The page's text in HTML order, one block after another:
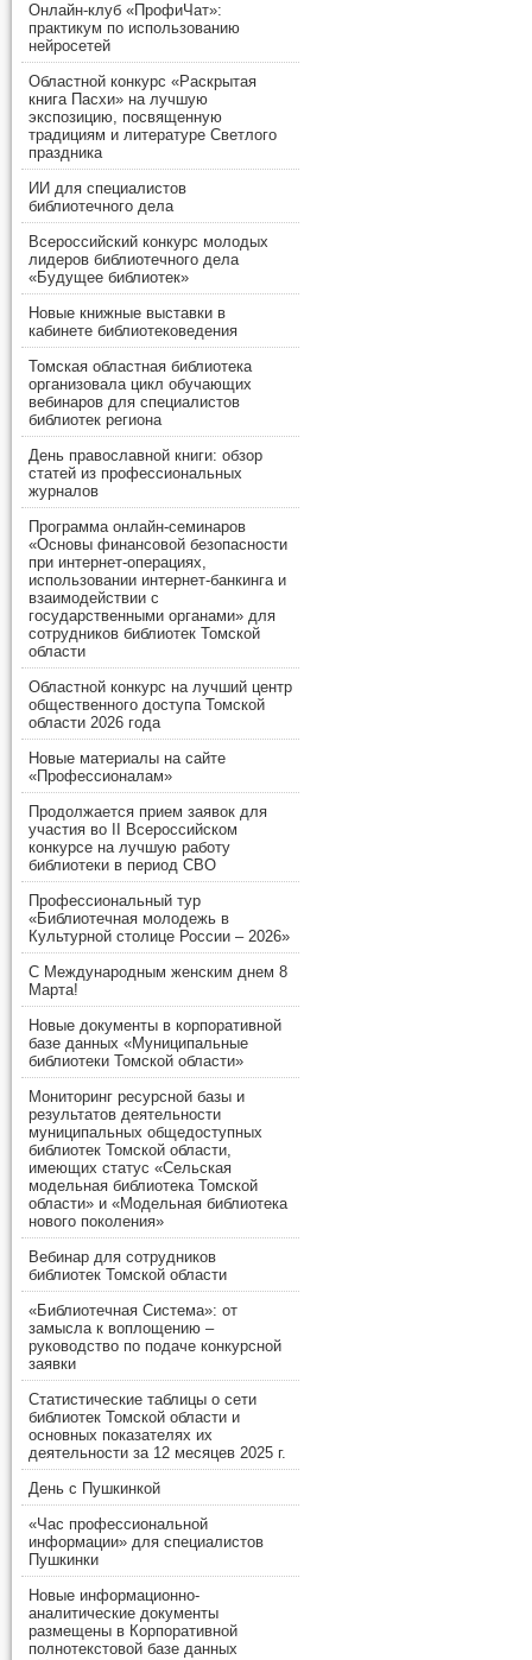
Онлайн-клуб «ПрофиЧат»:
практикум по использованию
нейросетей
Областной конкурс «Раскрытая
книга Пасхи» на лучшую
экспозицию, посвященную
традициям и литературе Светлого
праздника
ИИ для специалистов
библиотечного дела
Всероссийский конкурс молодых
лидеров библиотечного дела
«Будущее библиотек»
Новые книжные выставки в
кабинете библиотековедения
Томская областная библиотека
организовала цикл обучающих
вебинаров для специалистов
библиотек региона
День православной книги: обзор
статей из профессиональных
журналов
Программа онлайн-семинаров
«Основы финансовой безопасности
при интернет-операциях,
использовании интернет-банкинга и
взаимодействии с
государственными органами» для
сотрудников библиотек Томской
области
Областной конкурс на лучший центр
общественного доступа Томской
области 2026 года
Новые материалы на сайте
«Профессионалам»
Продолжается прием заявок для
участия во II Всероссийском
конкурсе на лучшую работу
библиотеки в период СВО
Профессиональный тур
«Библиотечная молодежь в
Культурной столице России – 2026»
С Международным женским днем 8
Марта!
Новые документы в корпоративной
базе данных «Муниципальные
библиотеки Томской области»
Мониторинг ресурсной базы и
результатов деятельности
муниципальных общедоступных
библиотек Томской области,
имеющих статус «Сельская
модельная библиотека Томской
области» и «Модельная библиотека
нового поколения»
Вебинар для сотрудников
библиотек Томской области
«Библиотечная Система»: от
замысла к воплощению –
руководство по подаче конкурсной
заявки
Статистические таблицы о сети
библиотек Томской области и
основных показателях их
деятельности за 12 месяцев 2025 г.
День с Пушкинкой
«Час профессиональной
информации» для специалистов
Пушкинки
Новые информационно-
аналитические документы
размещены в Корпоративной
полнотекстовой базе данных